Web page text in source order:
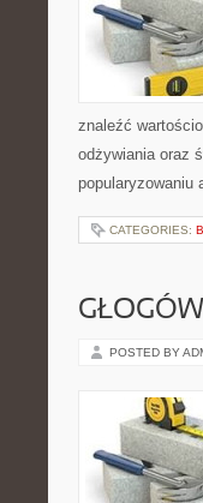
znaleźć
odżywiania oraz
CATEGORIES:
GŁOGÓW
POSTED BY